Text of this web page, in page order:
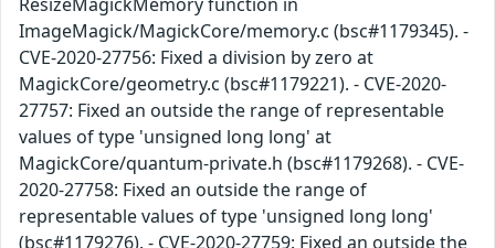
ImageMagick/MagickCore/memory.c (bsc#1179345). -
CVE-2020-27756: Fixed a division by zero at
MagickCore/geometry.c (bsc#1179221). - CVE-2020-
27757: Fixed an outside the range of representable
values of type 'unsigned long long' at
MagickCore/quantum-private.h (bsc#1179268). - CVE-
2020-27758: Fixed an outside the range of
representable values of type 'unsigned long long'
(bsc#1179276). - CVE-2020-27759: Fixed an outside the